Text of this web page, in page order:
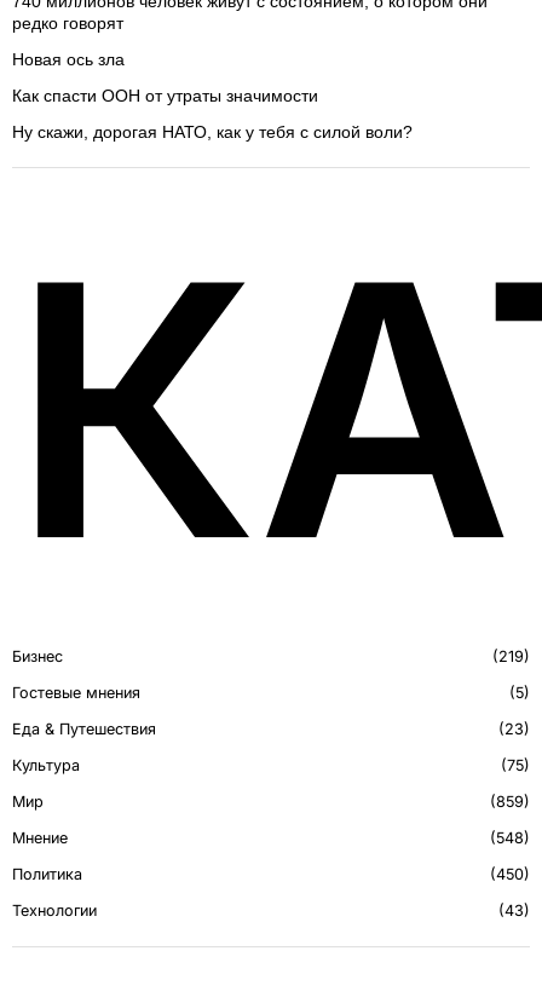
редко говорят
Новая ось зла
Как спасти ООН от утраты значимости
Ну скажи, дорогая НАТО, как у тебя с силой воли?
Бизнес
219
Гостевые мнения
5
Еда & Путешествия
23
Культура
75
Мир
859
Мнение
548
Политика
450
Технологии
43